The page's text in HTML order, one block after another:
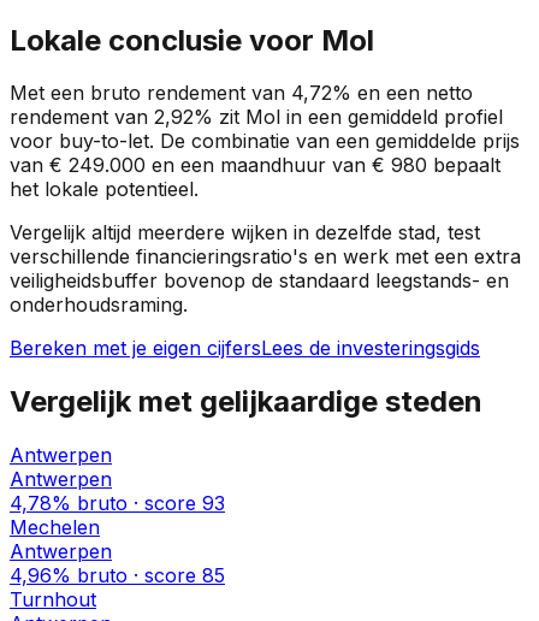
Lokale conclusie voor Mol
Met een bruto rendement van 4,72% en een netto
rendement van 2,92% zit Mol in een gemiddeld profiel
voor buy-to-let. De combinatie van een gemiddelde prijs
van € 249.000 en een maandhuur van € 980 bepaalt
het lokale potentieel.
Vergelijk altijd meerdere wijken in dezelfde stad, test
verschillende financieringsratio's en werk met een extra
veiligheidsbuffer bovenop de standaard leegstands- en
onderhoudsraming.
Bereken met je eigen cijfersLees de investeringsgids
Vergelijk met gelijkaardige steden
Antwerpen
Antwerpen
4,78% bruto · score 93
Mechelen
Antwerpen
4,96% bruto · score 85
Turnhout